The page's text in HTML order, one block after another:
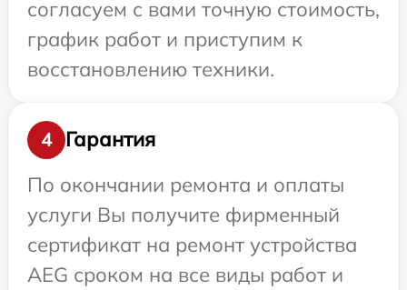
согласуем с вами точную стоимость,
график работ и приступим к
восстановлению техники.
4
Гарантия
По окончании ремонта и оплаты
услуги Вы получите фирменный
сертификат на ремонт устройства
AEG сроком на все виды работ и